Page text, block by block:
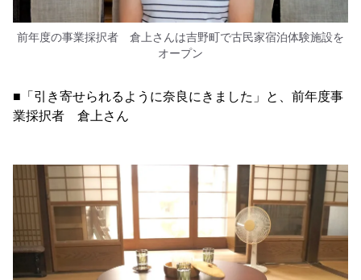
前年度の事業採択者 倉上さんは吉野町で古民家宿泊体験施設を
オープン
■「引き寄せられるように奈良にきました」と、前年度事
業採択者 倉上さん